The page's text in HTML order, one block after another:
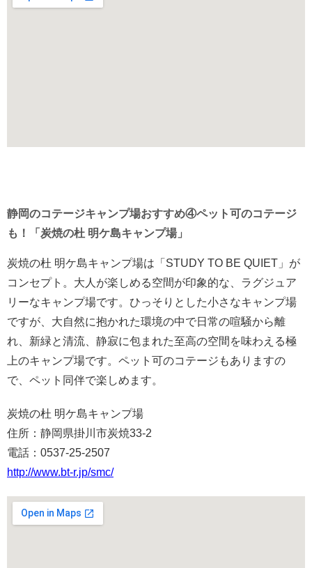
静岡のコテージキャンプ場おすすめ④ペット可のコテージ
も！「炭焼の杜 明ケ島キャンプ場」
炭焼の杜 明ケ島キャンプ場は「STUDY TO BE QUIET」が
コンセプト。大人が楽しめる空間が印象的な、ラグジュア
リーなキャンプ場です。ひっそりとした小さなキャンプ場
ですが、大自然に抱かれた環境の中で日常の喧騒から離
れ、新緑と清流、静寂に包まれた至高の空間を味わえる極
上のキャンプ場です。ペット可のコテージもありますの
で、ペット同伴で楽しめます。
炭焼の杜 明ケ島キャンプ場
住所：静岡県掛川市炭焼33-2
電話：0537-25-2507
http://www.bt-r.jp/smc/